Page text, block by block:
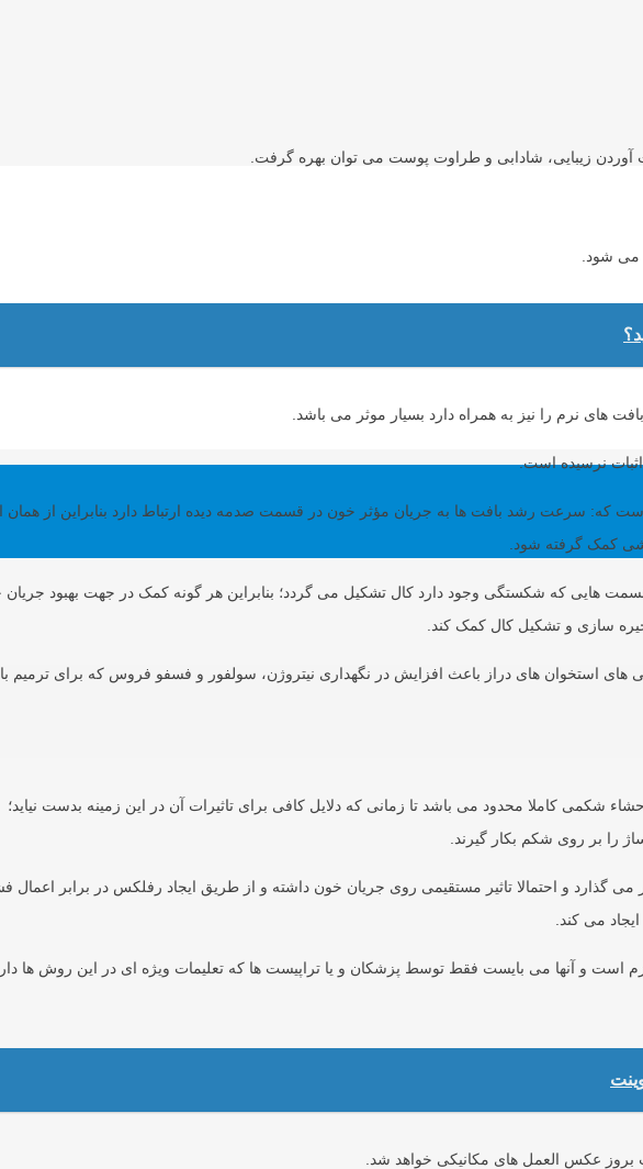
آوردن زیبایی، شادابی و طراوت پوست می توان بهره گرفت.
می شود.
های نرم را نیز به همراه دارد بسیار موثر می باشد.
نرسیده است.
که: سرعت رشد بافت ها به جریان مؤثر خون در قسمت صدمه دیده ارتباط دارد بنابراین از همان
کمک گرفته شود.
هایی که شکستگی وجود دارد کال تشکیل می گردد؛ بنابراین هر گونه کمک در جهت بهبود
سازی و تشکیل کال کمک کند.
استخوان های دراز باعث افزایش در نگهداری نیتروژن، سولفور و فسفو فروس که برای ترمیم
شکمی کاملا محدود می باشد تا زمانی که دلایل کافی برای تاثیرات آن در این زمینه بدست نیاید؛
را بر روی شکم بکار گیرند.
گذارد و احتمالا تاثیر مستقیمی روی جریان خون داشته و از طریق ایجاد رفلکس در برابر اعمال
می کند.
و آنها می بایست فقط توسط پزشکان و یا تراپیست ها که تعلیمات ویژه ای در این روش ها
بروز عکس العمل های مکانیکی خواهد شد.